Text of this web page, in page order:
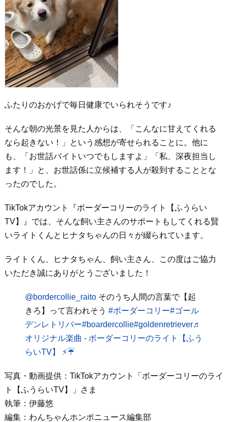
ふたりのおかげで毎日健康でいられそうです♪
そんな朝の光景を見た人からは、「こんなに甘えてくれる
なら起きない！」という感想が寄せられることに。他に
も、「お世話バイトいつでもしますよ」「私、深夜担当し
ます！」と、お世話係に立候補する人が殺到することとな
ったのでした。
TikTokアカウント『ボーダーコリーのライト【ふうらい
TV】』では、そんな飼い主さんのサポートもしてくれる賢
いライトくんとヒナタちゃんの日々が綴られています。
ライトくん、ヒナタちゃん、飼い主さん、この度はご協力
いただき誠にありがとうございました！
@bordercollie_raitoそのうち人間の言葉で【起
きろ】って言われそう #ボーダーコリー#ゴール
デンレトリバー#boardercollie#goldenretriever♬
オリジナル楽曲 - ボーダーコリーのライト【ふう
らいTV】 ⚡️☔️
写真・動画提供：TikTokアカウント「ボーダーコリーのライ
ト【ふうらいTV】」さま
執筆：伊藤悠
編集：わんちゃんホンポニュース編集部